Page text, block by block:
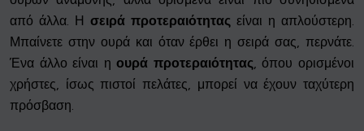
από άλλα. Η σειρά προτεραιότητας είναι η απλούστερη.
Μπαίνετε στην ουρά και όταν έρθει η σειρά σας, περνάτε.
Ένα άλλο είναι ηουρά προτεραιότητας, όπου ορισμένοι
χρήστες, ίσως πιστοί πελάτες, μπορεί να έχουν ταχύτερη
πρόσβαση.